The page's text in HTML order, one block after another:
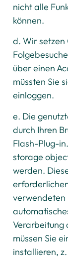
nicht alle
können.
d. Wir setzen
über einen
müssten Sie
einloggen.
e. Die
durch Ihren
Flash-Plug-
storage
werden.
verwendeten
Verarbeitung
müssen Sie
installieren,